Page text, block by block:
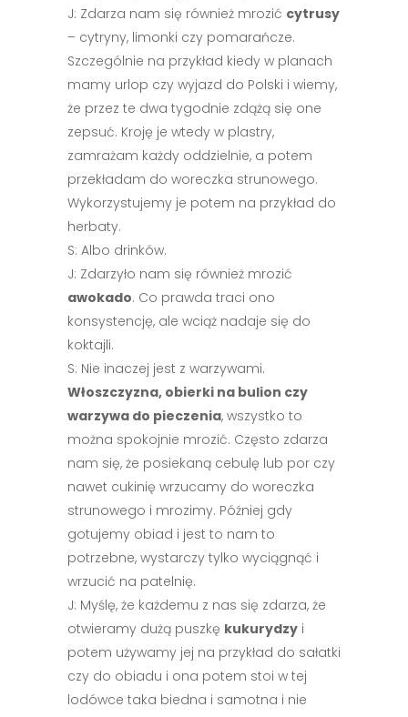
J: Zdarza nam się również mrozić cytrusy
– cytryny, limonki czy pomarańcze.
Szczególnie na przykład kiedy w planach
mamy urlop czy wyjazd do Polski i wiemy,
że przez te dwa tygodnie zdążą się one
zepsuć. Kroję je wtedy w plastry,
zamrażam każdy oddzielnie, a potem
przekładam do woreczka strunowego.
Wykorzystujemy je potem na przykład do
herbaty.
S: Albo drinków.
J: Zdarzyło nam się również mrozić
awokado. Co prawda traci ono
konsystencję, ale wciąż nadaje się do
koktajli.
S: Nie inaczej jest z warzywami.
Włoszczyzna, obierki na bulion czy
warzywa do pieczenia, wszystko to
można spokojnie mrozić. Często zdarza
nam się, że posiekaną cebulę lub por czy
nawet cukinię wrzucamy do woreczka
strunowego i mrozimy. Później gdy
gotujemy obiad i jest to nam to
potrzebne, wystarczy tylko wyciągnąć i
wrzucić na patelnię.
J: Myślę, że każdemu z nas się zdarza, że
otwieramy dużą puszkę kukurydzy i
potem używamy jej na przykład do sałatki
czy do obiadu i ona potem stoi w tej
lodówce taka biedna i samotna i nie